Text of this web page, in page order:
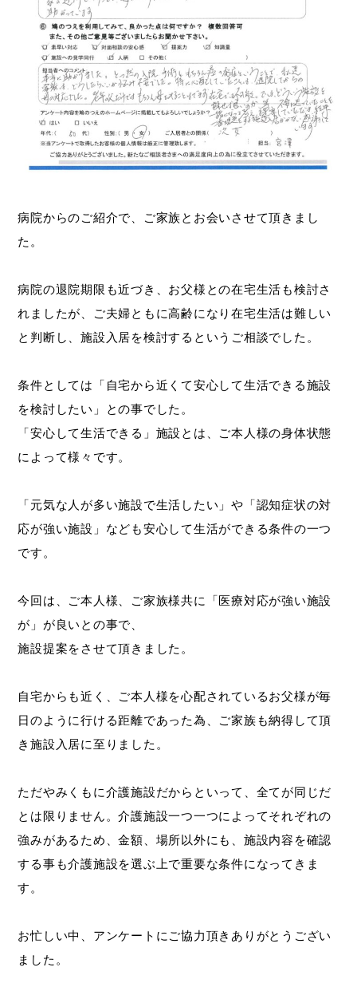
病院からのご紹介で、ご家族とお会いさせて頂きまし
た。
病院の退院期限も近づき、お父様との在宅生活も検討さ
れましたが、ご夫婦ともに高齢になり在宅生活は難しい
と判断し、施設入居を検討するというご相談でした。
条件としては「自宅から近くて安心して生活できる施設
を検討したい」との事でした。
「安心して生活できる」施設とは、ご本人様の身体状態
によって様々です。
「元気な人が多い施設で生活したい」や「認知症状の対
応が強い施設」なども安心して生活ができる条件の一つ
です。
今回は、ご本人様、ご家族様共に「医療対応が強い施設
が」が良いとの事で、
施設提案をさせて頂きました。
自宅からも近く、ご本人様を心配されているお父様が毎
日のように行ける距離であった為、ご家族も納得して頂
き施設入居に至りました。
ただやみくもに介護施設だからといって、全てが同じだ
とは限りません。介護施設一つ一つによってそれぞれの
強みがあるため、金額、場所以外にも、施設内容を確認
する事も介護施設を選ぶ上で重要な条件になってきま
す。
お忙しい中、アンケートにご協力頂きありがとうござい
ました。